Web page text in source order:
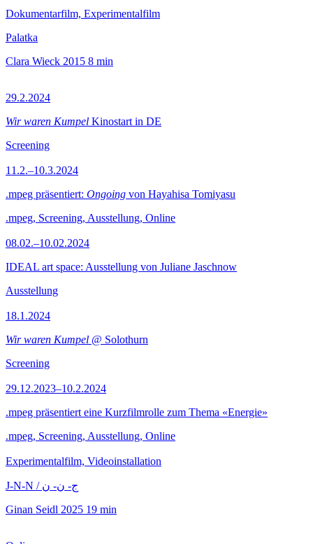
Dokumentarfilm, Experimentalfilm
Palatka
Clara Wieck 2015 8 min
29.2.2024
Wir waren Kumpel Kinostart in DE
Screening
11.2.–10.3.2024
.mpeg präsentiert: Ongoing von Hayahisa Tomiyasu
.mpeg, Screening, Ausstellung, Online
08.02.–10.02.2024
IDEAL art space: Ausstellung von Juliane Jaschnow
Ausstellung
18.1.2024
Wir waren Kumpel @ Solothurn
Screening
29.12.2023–10.2.2024
.mpeg präsentiert eine Kurzfilmrolle zum Thema «Energie»
.mpeg, Screening, Ausstellung, Online
Experimentalfilm, Videoinstallation
J-N-N / ج- ن- ن
Ginan Seidl 2025 19 min